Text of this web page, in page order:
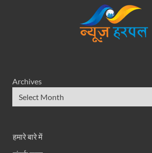
Archives
हमारे बारे में